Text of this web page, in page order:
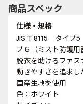
商品スペック
仕様・規格
JIS T 8115 タイプ5
プ６（ミスト防護
脱衣を助けるファ
動きやすさを追求
国産生地を使用
色：ホワイト